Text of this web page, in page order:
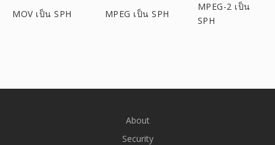
MOV เป็น SPH MPEG เป็น SPH
MPEG-2 เป็น
SPH
About
Security